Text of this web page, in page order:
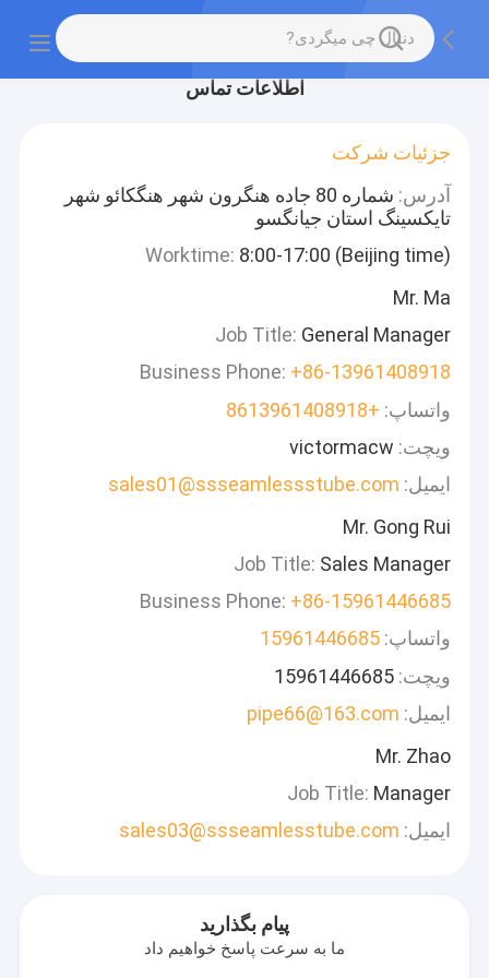
اطلاعات تماس
جزئیات شرکت
آدرس:
شماره 80 جاده هنگرون شهر هنگکائو شهر
تایکسینگ استان جیانگسو
Worktime: 8:00-17:00 (Beijing time)
Mr. Ma
Job Title: General Manager
Business Phone: +86-13961408918
واتساپ: +8613961408918
ویچت:
ایمیل: sales01@ssseamlessstube.com
Mr. Gong Rui
Job Title: Sales Manager
Business Phone: +86-15961446685
واتساپ: 15961446685
ویچت: 15961446685
ایمیل: pipe66@163.com
Mr. Zhao
Job Title: Manager
ایمیل: sales03@ssseamlesstube.com
پیام بگذارید
ما به سرعت پاسخ خواهیم داد